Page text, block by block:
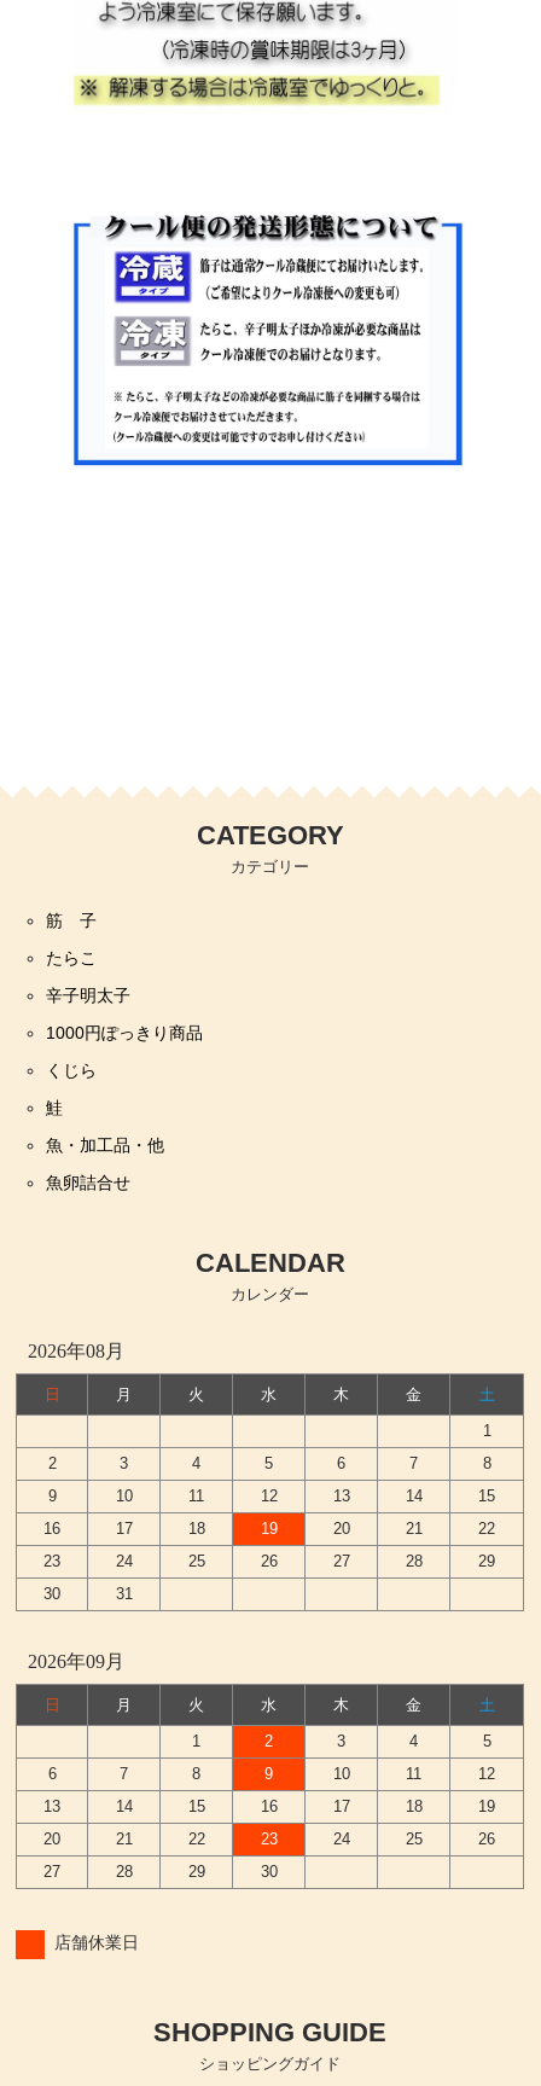
CATEGORY
カテゴリー
筋 子
たらこ
辛子明太子
1000円ぽっきり商品
くじら
鮭
魚・加工品・他
魚卵詰合せ
CALENDAR
カレンダー
2026年08月
日 月 火 水 木 金
土
1
2
3 4 5 6 7
8
9
10 11 12 13 14
15
16
17 18 19 20 21
22
23
24 25 26 27 28
29
30
31
2026年09月
日 月 火 水 木 金
土
1
2 3 4
5
6
7 8 9 10 11
12
13
14 15 16 17 18
19
20
21 22 23 24 25
26
27
28 29 30
店舗休業日
SHOPPING GUIDE
ショッピングガイド